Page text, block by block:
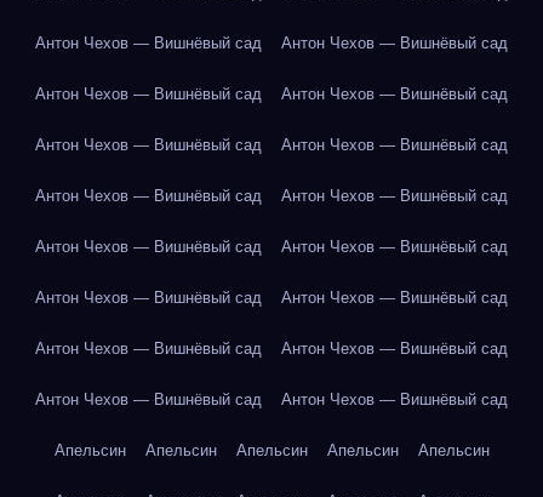
Антон Чехов — Вишнёвый сад Антон Чехов — Вишнёвый сад
Антон Чехов — Вишнёвый сад Антон Чехов — Вишнёвый сад
Антон Чехов — Вишнёвый сад Антон Чехов — Вишнёвый сад
Антон Чехов — Вишнёвый сад Антон Чехов — Вишнёвый сад
Антон Чехов — Вишнёвый сад Антон Чехов — Вишнёвый сад
Антон Чехов — Вишнёвый сад Антон Чехов — Вишнёвый сад
Антон Чехов — Вишнёвый сад Антон Чехов — Вишнёвый сад
Антон Чехов — Вишнёвый сад Антон Чехов — Вишнёвый сад
Апельсин Апельсин Апельсин Апельсин Апельсин